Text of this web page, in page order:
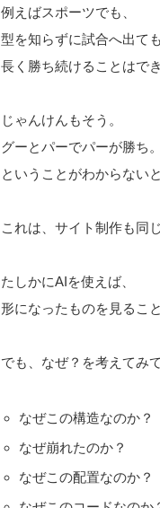
例えばスポーツでも、
型を知らずに試合へ出ても
長く勝ち続けることはで
じゃんけんもそう。
グーとパーでパーが勝ち。
ということがわからない
これは、サイト制作も同じ
たしかにAIを使えば、
形になったものを見るこ
でも、なぜ？を考えてみ
なぜこの構造なのか？
なぜ崩れたのか？
なぜこの配置なのか？